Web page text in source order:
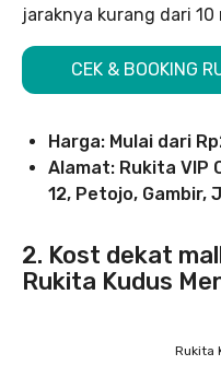
jaraknya kurang dari
CEK & BOOKING
Harga: Mulai dari
Alamat: Rukita VIP
12, Petojo, Gambir,
2. Kost dekat
Rukita Kudus
Rukita